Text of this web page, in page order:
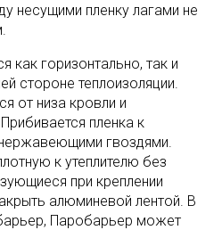
несущими пленку лагами не
как горизонтально, так и
стороне теплоизоляции.
от низа кровли и
пленка к
гвоздями.
к утеплителю без
при креплении
алюминевой лентой. В
Паробарьер может